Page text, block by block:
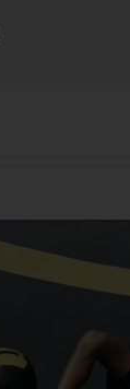
အိမ်တွင်း လ
ဗိုက်အဆီ